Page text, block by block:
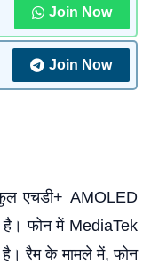
Join Now
Join Now
एचडी+ AMOLED
है। फोन में MediaTek
है। रैम के मामले में, फोन